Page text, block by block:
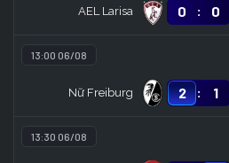
AEL Larisa 0 : 0
13:00 06/08
Nữ Freiburg 2 : 1
13:30 06/08